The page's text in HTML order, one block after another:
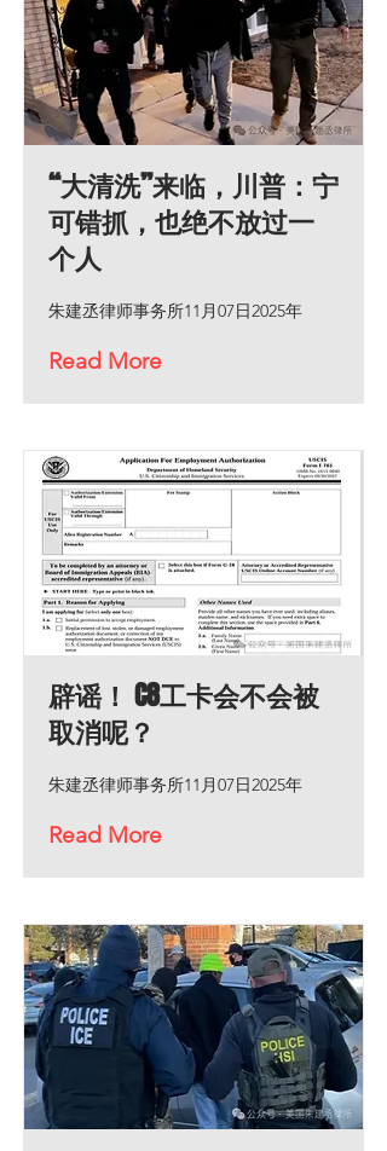
“大清洗”来临，川普：宁
可错抓，也绝不放过一
个人
朱建丞律师事务所11月07日2025年
Read More
辟谣！ C8工卡会不会被
取消呢？
朱建丞律师事务所11月07日2025年
Read More